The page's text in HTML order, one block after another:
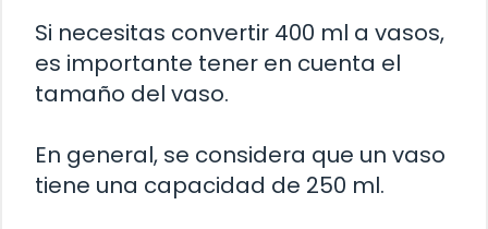
Si necesitas convertir 400 ml a vasos,
es importante tener en cuenta el
tamaño del vaso.
En general, se considera que un vaso
tiene una capacidad de 250 ml.